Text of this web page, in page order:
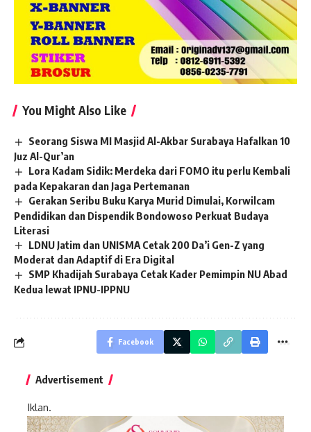
You Might Also Like
Seorang Siswa MI Masjid Al-Akbar Surabaya Hafalkan 10
Juz Al-Qur’an
Lora Kadam Sidik: Merdeka dari FOMO itu perlu Kembali
pada Kepakaran dan Jaga Pertemanan
Gerakan Seribu Buku Karya Murid Dimulai, Korwilcam
Pendidikan dan Dispendik Bondowoso Perkuat Budaya
Literasi
LDNU Jatim dan UNISMA Cetak 200 Da’i Gen-Z yang
Moderat dan Adaptif di Era Digital
SMP Khadijah Surabaya Cetak Kader Pemimpin NU Abad
Kedua lewat IPNU-IPPNU
Facebook
Advertisement
Iklan.